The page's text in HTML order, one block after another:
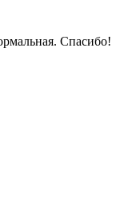
Спасибо!